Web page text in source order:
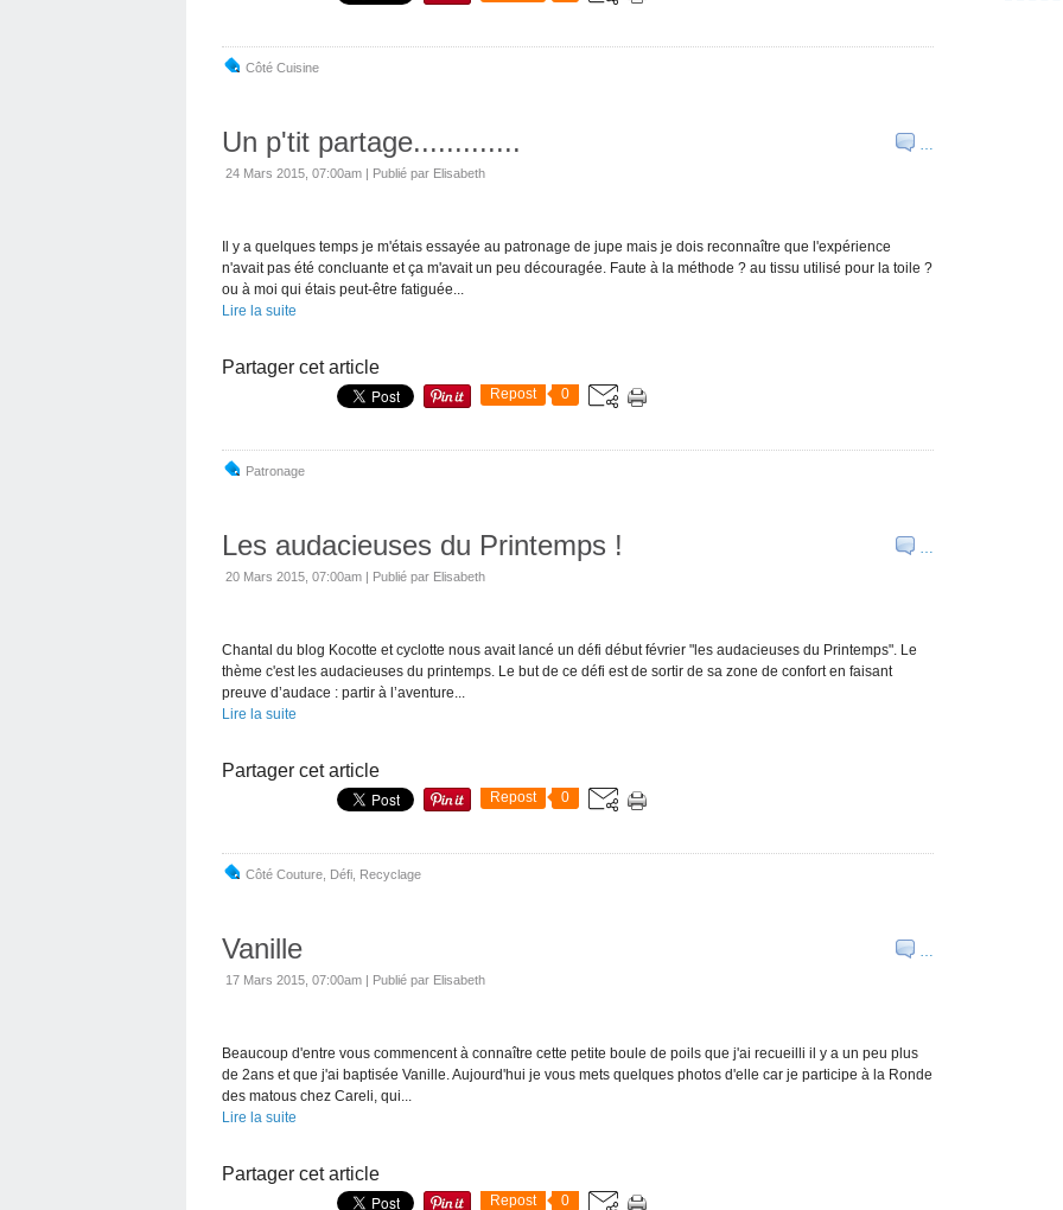
Côté Cuisine
…
Un p'tit partage.............
24 Mars 2015, 07:00am | Publié par Elisabeth
Il y a quelques temps je m'étais essayée au patronage de jupe mais je dois reconnaître que l'expérience
n'avait pas été concluante et ça m'avait un peu découragée. Faute à la méthode ? au tissu utilisé pour la toile ?
ou à moi qui étais peut-être fatiguée...
Lire la suite
Partager cet article
Repost 0
Patronage
…
Les audacieuses du Printemps !
20 Mars 2015, 07:00am | Publié par Elisabeth
Chantal du blog Kocotte et cyclotte nous avait lancé un défi début février "les audacieuses du Printemps". Le
thème c'est les audacieuses du printemps. Le but de ce défi est de sortir de sa zone de confort en faisant
preuve d’audace : partir à l’aventure...
Lire la suite
Partager cet article
Repost 0
Côté Couture Défi Recyclage
…
Vanille
17 Mars 2015, 07:00am | Publié par Elisabeth
Beaucoup d'entre vous commencent à connaître cette petite boule de poils que j'ai recueilli il y a un peu plus
de 2ans et que j'ai baptisée Vanille. Aujourd'hui je vous mets quelques photos d'elle car je participe à la Ronde
des matous chez Careli, qui...
Lire la suite
Partager cet article
Repost 0